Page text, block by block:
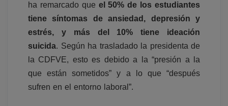
ha remarcado que el 50% de los estudiantes
tiene síntomas de ansiedad, depresión y
estrés, y más del 10% tiene ideación
suicida. Según ha trasladado la presidenta de
la CDFVE, esto es debido a la “presión a la
que están sometidos” y a lo que “después
sufren en el entorno laboral”.